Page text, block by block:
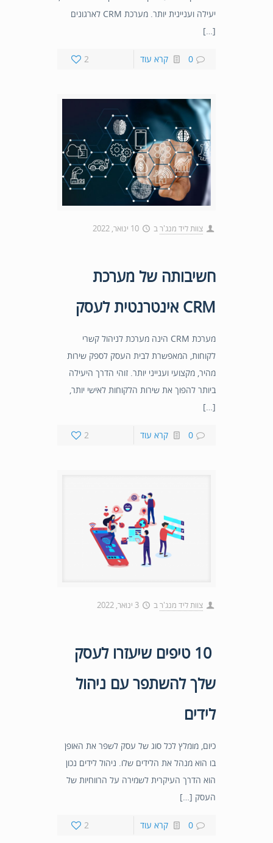
יעילה ועניינית יותר. מערכת CRM לארגונים
[…]
2 0 קרא עוד
צוות ליד מנג'רב 10 ינואר, 2022
חשיבותה של מערכת
CRM אינטרנטית לעסק
מערכת CRM הינה מערכת לניהול קשרי
לקוחות, המאפשרת לבית העסק לספק שירות
מהיר, מקצועי וענייני יותר. זוהי הדרך היעילה
ביותר להפוך את שירות הלקוחות לאישי יותר,
[…]
2 0 קרא עוד
צוות ליד מנג'רב 3 ינואר, 2022
10 טיפים שיעזרו לעסק
שלך להשתפר עם ניהול
לידים
כיום, מומלץ לכל סוג של עסק לשפר את האופן
בו הוא מנהל את הלידים שלו. ניהול לידים נכון
הוא הדרך העיקרית לשמירה על הרווחיות של
העסק […]
2 0 קרא עוד